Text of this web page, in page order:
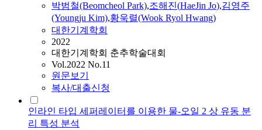
박범철(Beomcheol Park),조해진(HaeJin Jo),김영주
(Youngju Kim),황욱렬(Wook Ryol Hwang)
대한기계학회
2022
대한기계학회 춘추학술대회
Vol.2022 No.11
원문보기
복사/대출신청
인라인 타입 세퍼레이터를 이용한 물-오일 2 상 유동 분
리 특성 분석